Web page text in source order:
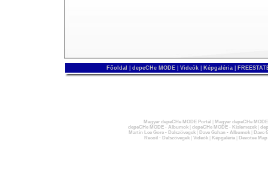
Főoldal depeCHe MODE Videók Képgaléria
Magyar depeCHe MODE Portál
Magyar depeCHe
depeCHe MODE - Albumok| depeCHe MODE - Kislemezek|
Martin Lee Gore - Dalszövegek| Dave Gahan - Albumok|
Dave
Recoil - Dalszövegek| Videók| Képgaléria| Devotee Map